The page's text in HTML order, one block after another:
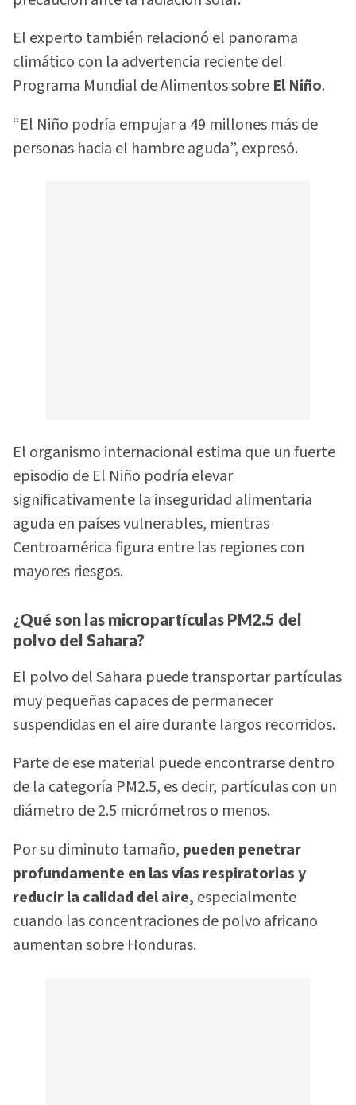
El experto también relacionó el panorama
climático con la advertencia reciente del
Programa Mundial de Alimentos sobre El Niño.
“El Niño podría empujar a 49 millones más de
personas hacia el hambre aguda”, expresó.
El organismo internacional estima que un fuerte
episodio de El Niño podría elevar
significativamente la inseguridad alimentaria
aguda en países vulnerables, mientras
Centroamérica figura entre las regiones con
mayores riesgos.
¿Qué son las micropartículas PM2.5 del
polvo del Sahara?
El polvo del Sahara puede transportar partículas
muy pequeñas capaces de permanecer
suspendidas en el aire durante largos recorridos.
Parte de ese material puede encontrarse dentro
de la categoría PM2.5, es decir, partículas con un
diámetro de 2.5 micrómetros o menos.
Por su diminuto tamaño, pueden penetrar
profundamente en las vías respiratorias y
reducir la calidad del aire, especialmente
cuando las concentraciones de polvo africano
aumentan sobre Honduras.